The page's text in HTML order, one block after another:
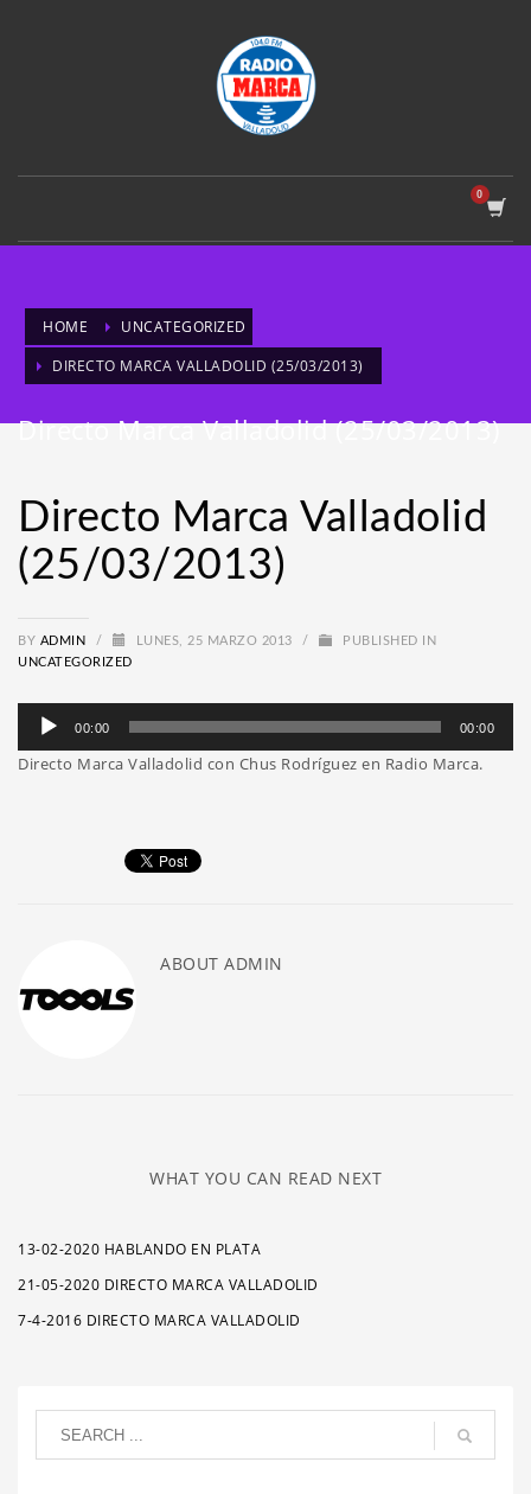
HOME
UNCATEGORIZED
DIRECTO MARCA VALLADOLID (25/03/2013)
Directo Marca Valladolid (25/03/2013)
Directo Marca Valladolid
(25/03/2013)
BY ADMIN / LUNES, 25 MARZO 2013 /
PUBLISHED IN
UNCATEGORIZED
Reproductor
audio
00:00 00:00
Directo Marca Valladolid con Chus Rodríguez en Radio Marca.
ABOUT ADMIN
WHAT YOU CAN READ NEXT
13-02-2020 HABLANDO EN PLATA
21-05-2020 DIRECTO MARCA VALLADOLID
7-4-2016 DIRECTO MARCA VALLADOLID